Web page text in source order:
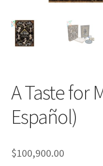
A Taste for
Español)
$100,900.00